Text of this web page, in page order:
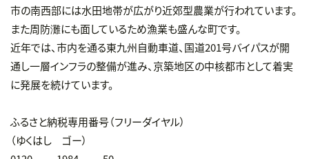
市の南西部には水田地帯が広がり近郊型農業が行われています。
また周防灘にも面しているため漁業も盛んな町です。
近年では、市内を通る東九州自動車道、国道201号バイパスが開
通し一層インフラの整備が進み、京築地区の中核都市として着実
に発展を続けています。
ふるさと納税専用番号（フリーダイヤル）
（ゆくはし ゴー）